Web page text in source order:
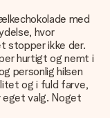
med
hvor
stopper ikke der.
hurtigt og nemt i
personlig hilsen
og i fuld farve,
eget valg. Noget